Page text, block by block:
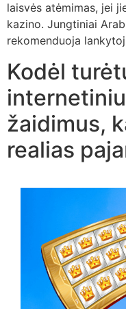
laisvės atėmimas, jei
kazino. Jungtiniai
rekomenduoja
Kodėl
žaidimus,
realias